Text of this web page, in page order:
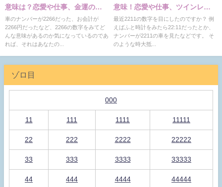
意味は？恋愛や仕事、金運の意
味
車のナンバーが2266だった、お会計が
2266円だったなど、2266の数字をみてど
んな意味があるのか気になっているのであ
れば、それはあなたの...
意味！恋愛や仕事、ツインレ
イ、復縁、金運
最近2211の数字を目にしたのですか？ 例
えばふと時計をみたら22:11だったとか、
ナンバーが2211の車を見たなどです。 そ
のような時大抵...
ゾロ目
000
11 111 1111 11111
22 222 2222 22222
33 333 3333 33333
44 444 4444 44444